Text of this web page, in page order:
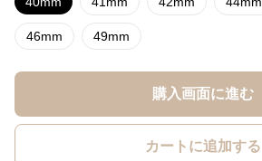
46mm 49mm
購入画面に進む
カートに追加する